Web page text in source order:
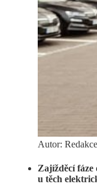
Autor:
Zajížděcí fáze
u těch